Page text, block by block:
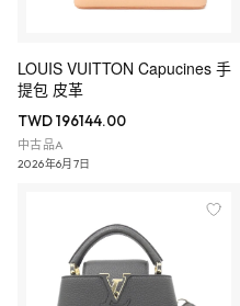
LOUIS VUITTON Capucines 手
提包 皮革
TWD 196144.00
中古品A
2026年6月7日